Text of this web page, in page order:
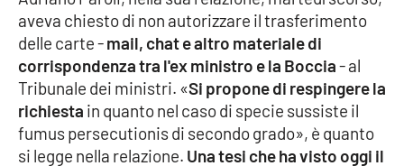
Leggendo Alvaro insieme
Imprese Di Calabria
Le perfidie di Antonella Grippo
aveva chiesto di non autorizzare il trasferimento
delle carte -mail, chat e altro materiale di
corrispondenza tra l'ex ministro e la Boccia- al
Tribunale dei ministri. «Si propone di respingere la
richiesta in quanto nel caso di specie sussiste il
fumus persecutionis di secondo grado», è quanto
si legge nella relazione. Una tesi che ha visto oggi il